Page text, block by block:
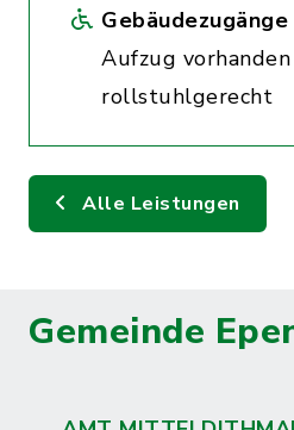
Gebäudezugänge
Aufzug vorhanden
rollstuhlgerecht
Alle Leistungen
Gemeinde